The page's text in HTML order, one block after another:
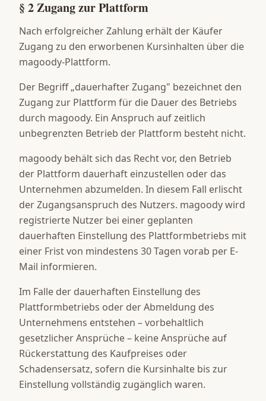
§ 2 Zugang zur Plattform
Nach erfolgreicher Zahlung erhält der Käufer
Zugang zu den erworbenen Kursinhalten über die
magoody-Plattform.
Der Begriff „dauerhafter Zugang" bezeichnet den
Zugang zur Plattform für die Dauer des Betriebs
durch magoody. Ein Anspruch auf zeitlich
unbegrenzten Betrieb der Plattform besteht nicht.
magoody behält sich das Recht vor, den Betrieb
der Plattform dauerhaft einzustellen oder das
Unternehmen abzumelden. In diesem Fall erlischt
der Zugangsanspruch des Nutzers. magoody wird
registrierte Nutzer bei einer geplanten
dauerhaften Einstellung des Plattformbetriebs mit
einer Frist von mindestens 30 Tagen vorab per E-
Mail informieren.
Im Falle der dauerhaften Einstellung des
Plattformbetriebs oder der Abmeldung des
Unternehmens entstehen – vorbehaltlich
gesetzlicher Ansprüche – keine Ansprüche auf
Rückerstattung des Kaufpreises oder
Schadensersatz, sofern die Kursinhalte bis zur
Einstellung vollständig zugänglich waren.